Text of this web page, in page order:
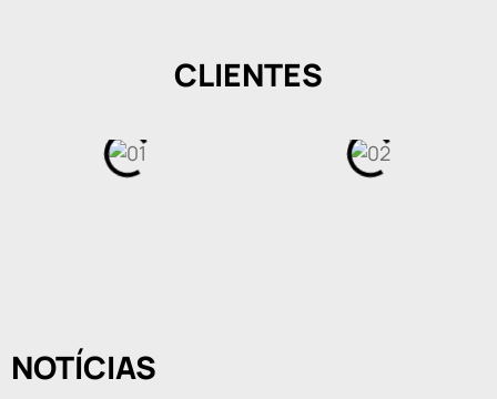
CLIENTES
NOTÍCIAS